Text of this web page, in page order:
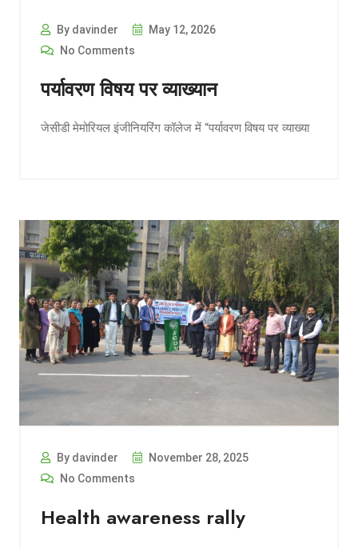
By davinder
May 12, 2026
No Comments
पर्यावरण विषय पर व्याख्यान
जेसीडी मेमोरियल इंजीनियरिंग कॉलेज में “पर्यावरण विषय पर व्याख्या
By davinder
November 28, 2025
No Comments
Health awareness rally